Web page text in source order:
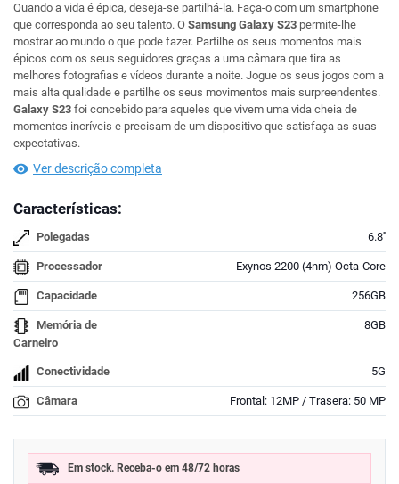
Quando a vida é épica, deseja-se partilhá-la. Faça-o com um smartphone
que corresponda ao seu talento. O Samsung Galaxy S23 permite-lhe
mostrar ao mundo o que pode fazer. Partilhe os seus momentos mais
épicos com os seus seguidores graças a uma câmara que tira as
melhores fotografias e vídeos durante a noite. Jogue os seus jogos com a
mais alta qualidade e partilhe os seus movimentos mais surpreendentes.
Galaxy S23 foi concebido para aqueles que vivem uma vida cheia de
momentos incríveis e precisam de um dispositivo que satisfaça as suas
expectativas.
Ver descrição completa
Características:
Polegadas 6.8''
Processador Exynos 2200 (4nm) Octa-Core
Capacidade 256GB
Memória de
Carneiro
8GB
Conectividade 5G
Câmara Frontal: 12MP / Trasera: 50 MP
Em stock. Receba-o em 48/72 horas